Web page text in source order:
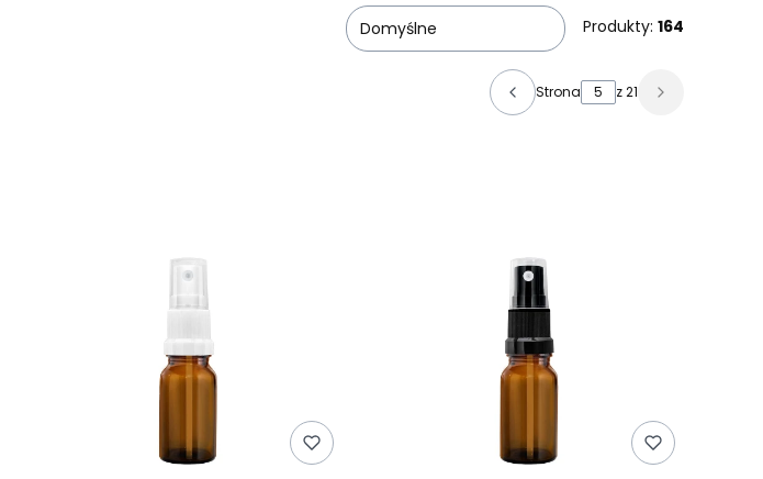
Domyślne Produkty: 164
Strona z 21